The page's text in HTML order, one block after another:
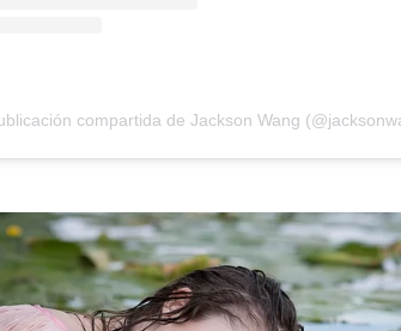
compartida de Jackson Wang